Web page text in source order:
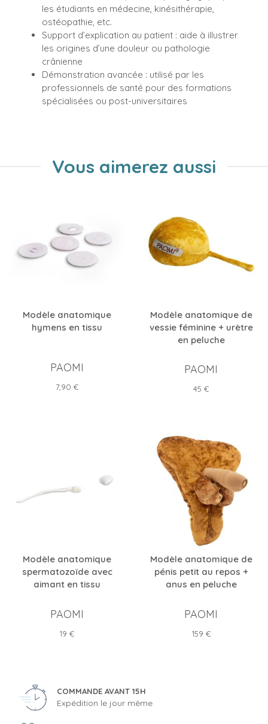
les étudiants en médecine, kinésithérapie,
ostéopathie, etc.
Support d’explication au patient : aide à illustrer
les origines d’une douleur ou pathologie
crânienne
Démonstration avancée : utilisé par les
professionnels de santé pour des formations
spécialisées ou post-universitaires
Vous aimerez aussi
Modèle anatomique
hymens en tissu
PAOMI
Prix
7,90 €
Modèle anatomique de
vessie féminine + urètre
en peluche
PAOMI
Prix
45 €
Modèle anatomique
spermatozoïde avec
aimant en tissu
PAOMI
Prix
19 €
Modèle anatomique de
pénis petit au repos +
anus en peluche
PAOMI
Prix
159 €
COMMANDE AVANT 15H
Expédition le jour même